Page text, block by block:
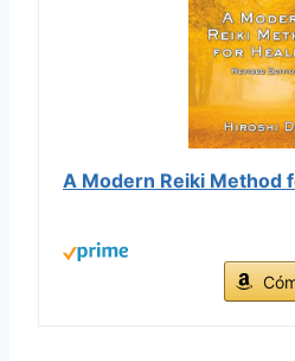
A Modern Reiki Method